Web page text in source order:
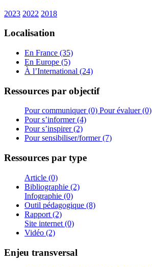
2023 2022 2018
Localisation
En France (35)
En Europe (5)
À l’International (24)
Ressources par objectif
Pour communiquer (0) Pour évaluer (0)
Pour s’informer (4)
Pour s’inspirer (2)
Pour sensibiliser/former (7)
Ressources par type
Article (0)
Bibliographie (2)
Infographie (0)
Outil pédagogique (8)
Rapport (2)
Site internet (0)
Vidéo (2)
Enjeu transversal